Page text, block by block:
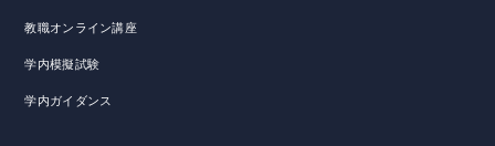
教職オンライン講座
学内模擬試験
学内ガイダンス